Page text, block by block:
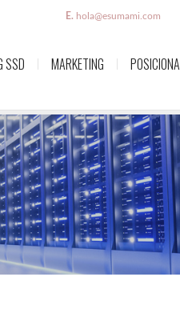
E. hola@esumami.com
SSD MARKETING